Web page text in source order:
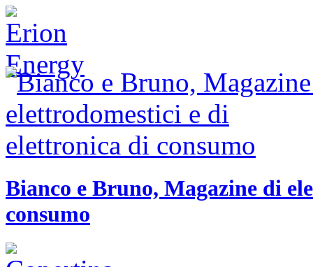
Bianco e Bruno, Magazine di
consumo